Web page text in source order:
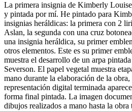
La primera insignia de Kimberly
y pintada por mí. He pintado para
insignias heráldicas: la primera con 2
Aslan, la segunda con una cruz
una insignia heráldica, su primer
otros elementos. Este es su primer
muestra el desarrollo de un arpa
Severson. El papel vegetal muestra
mano durante la elaboración de la obra,
representación digital terminada
forma final pintada. La imagen
dibujos realizados a mano hasta la obra